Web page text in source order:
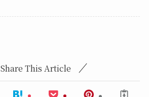
Share This Article